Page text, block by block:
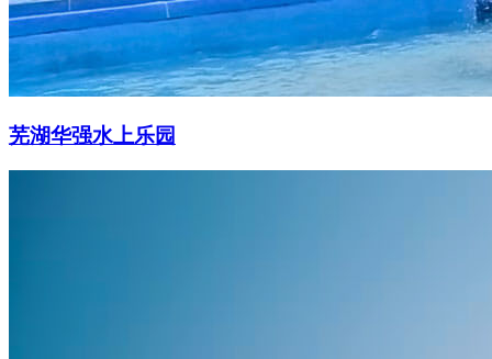
芜湖华强水上乐园